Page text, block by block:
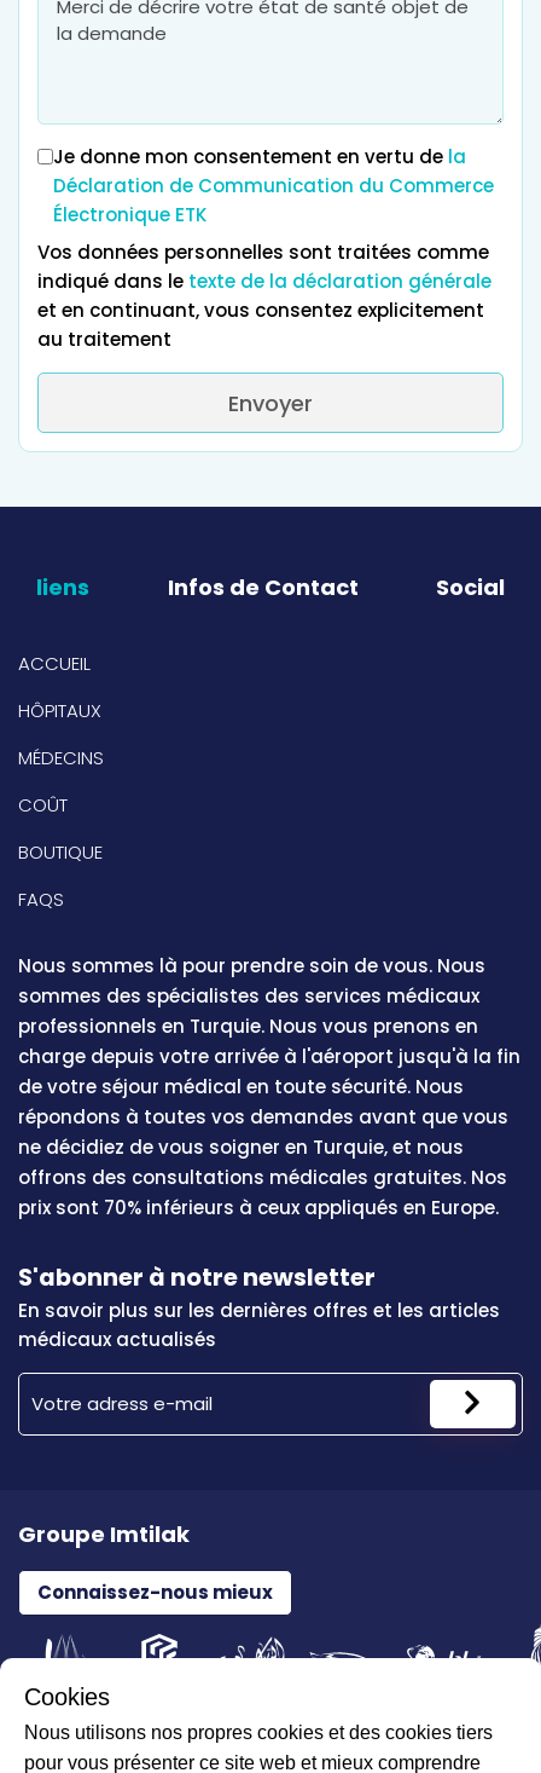
Je donne mon consentement en vertu de la
Déclaration de Communication du Commerce
Électronique ETK
Vos données personnelles sont traitées comme
indiqué dans le texte de la déclaration générale
et en continuant, vous consentez explicitement
au traitement
Envoyer
liens Infos de Contact Social
ACCUEIL
HÔPITAUX
MÉDECINS
COÛT
BOUTIQUE
FAQS
Nous sommes là pour prendre soin de vous. Nous
sommes des spécialistes des services médicaux
professionnels en Turquie. Nous vous prenons en
charge depuis votre arrivée à l'aéroport jusqu'à la fin
de votre séjour médical en toute sécurité. Nous
répondons à toutes vos demandes avant que vous
ne décidiez de vous soigner en Turquie, et nous
offrons des consultations médicales gratuites. Nos
prix sont 70% inférieurs à ceux appliqués en Europe.
S'abonner à notre newsletter
En savoir plus sur les dernières offres et les articles
médicaux actualisés
Groupe Imtilak
Connaissez-nous mieux
Tous droits réservés pour ILAJAK Medical © 2026
Cookies
Nous utilisons nos propres cookies et des cookies tiers
pour vous présenter ce site web et mieux comprendre